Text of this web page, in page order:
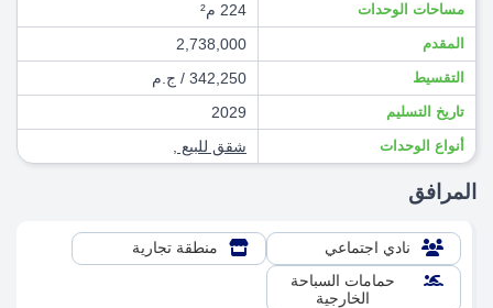
مساحات الوحدات 224 م²
المقدم 2,738,000
التقسيط 342,250 / ج.م
تاريخ التسليم 2029
أنواع الوحدات شقق للبيع
المرافق
نادي اجتماعي
منطقة تجارية
حمامات السباحة
الخارجية